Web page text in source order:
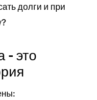
долги и при
- это